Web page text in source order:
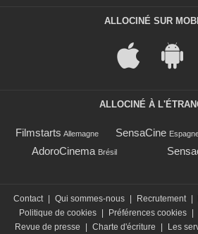
ALLOCINÉ SUR
ALLOCINÉ À
Filmstarts Allemagne SensaCine
AdoroCinema Brésil
Contact Qui sommes-nous Recrutement
Politique de cookies
Préférences cookies
Revue de presse
Charte d'écriture Les